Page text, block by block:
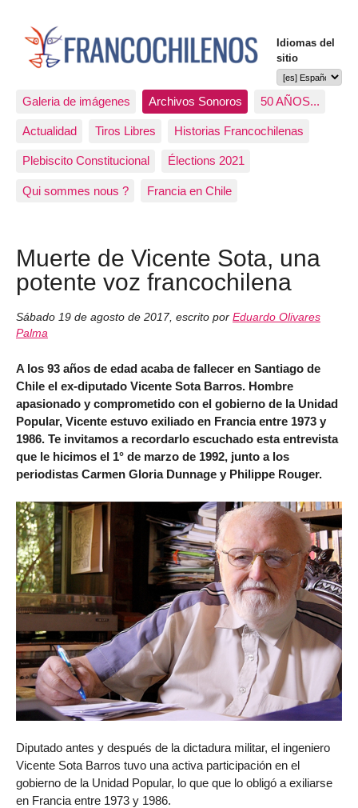
Idiomas del
sitio
Galeria de imágenes Archivos Sonoros 50 AÑOS...
Actualidad Tiros Libres Historias Francochilenas
Plebiscito Constitucional Élections 2021
Qui sommes nous ? Francia en Chile
Muerte de Vicente Sota, una
potente voz francochilena
Sábado 19 de agosto de 2017, escrito por Eduardo Olivares
Palma
A los 93 años de edad acaba de fallecer en Santiago de
Chile el ex-diputado Vicente Sota Barros. Hombre
apasionado y comprometido con el gobierno de la Unidad
Popular, Vicente estuvo exiliado en Francia entre 1973 y
1986. Te invitamos a recordarlo escuchado esta entrevista
que le hicimos el 1° de marzo de 1992, junto a los
periodistas Carmen Gloria Dunnage y Philippe Rouger.
Diputado antes y después de la dictadura militar, el ingeniero
Vicente Sota Barros tuvo una activa participación en el
gobierno de la Unidad Popular, lo que que lo obligó a exiliarse
en Francia entre 1973 y 1986.